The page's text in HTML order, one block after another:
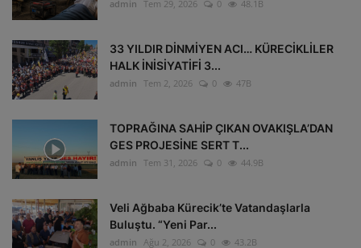
admin Tem 29, 2026 0 48.1B
33 YILDIR DİNMİYEN ACI… KÜRECİKLİLER
HALK İNİSİYATİFİ 3...
admin Tem 2, 2026 0 47B
TOPRAĞINA SAHİP ÇIKAN OVAKIŞLA’DAN
GES PROJESİNE SERT T...
admin Tem 31, 2026 0 44.9B
Veli Ağbaba Kürecik’te Vatandaşlarla
Buluştu. “Yeni Par...
admin Ağu 2, 2026 0 43.2B